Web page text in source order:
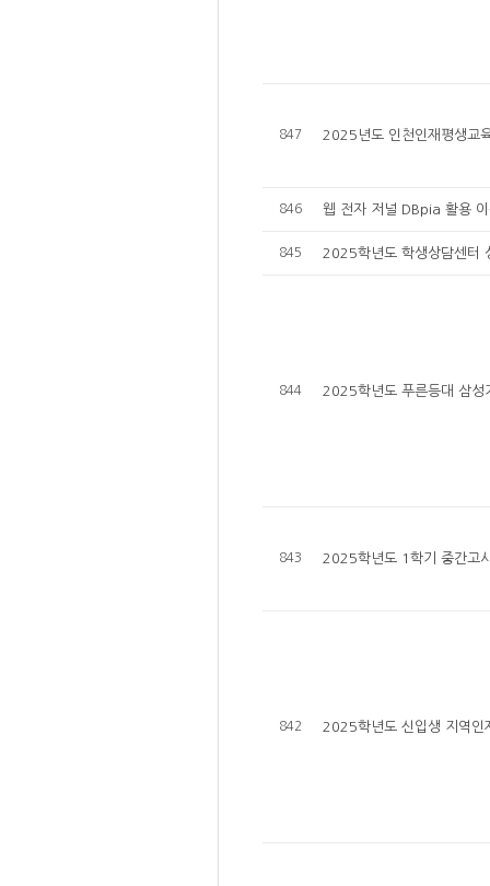
847 2025년도 인천인재평생교
846 웹 전자 저널 DBpia 활용
845 2025학년도 학생상담센터
844 2025학년도 푸른등대 삼성
843 2025학년도 1학기 중간고
842 2025학년도 신입생 지역인